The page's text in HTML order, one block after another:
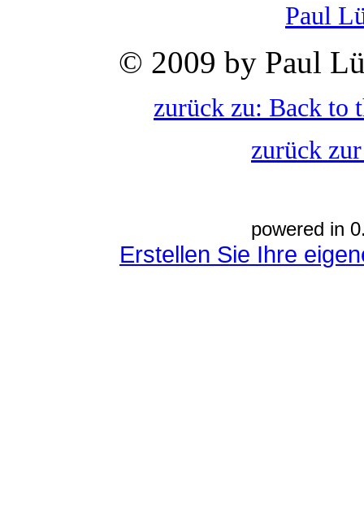
Paul
© 2009 by Paul
zurück zu: Back to
zurück
powered in
Erstellen Sie Ihre